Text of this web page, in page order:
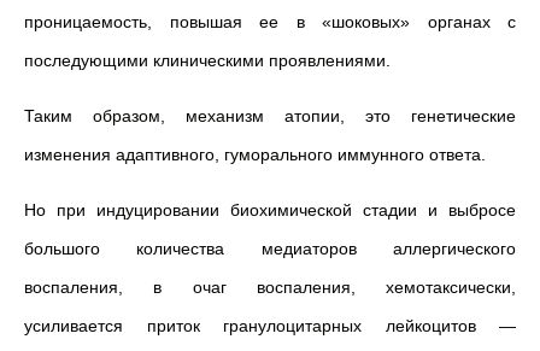
проницаемость, повышая ее в «шоковых» органах с
последующими клиническими проявлениями.
Таким образом, механизм атопии, это генетические
изменения адаптивного, гуморального иммунного ответа.
Но при индуцировании биохимической стадии и выбросе
большого количества медиаторов аллергического
воспаления, в очаг воспаления, хемотаксически,
усиливается приток гранулоцитарных лейкоцитов —